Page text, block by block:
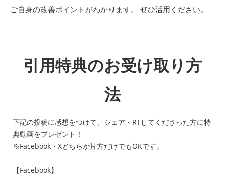
ご自身の改善ポイントがわかります。 ぜひ活用ください。
引用特典のお受け取り方
法
下記の投稿に感想をつけて、シェア・RTしてくださった方に特
典動画をプレゼント！
※Facebook・Xどちらか片方だけでもOKです。
【Facebook】